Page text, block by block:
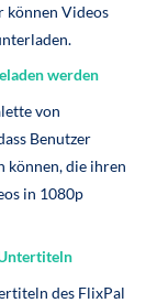
können Videos
werden
von
Benutzer
können, die ihren
in 1080p
des FlixPal